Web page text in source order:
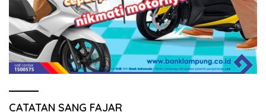
CATATAN SANG FAJAR